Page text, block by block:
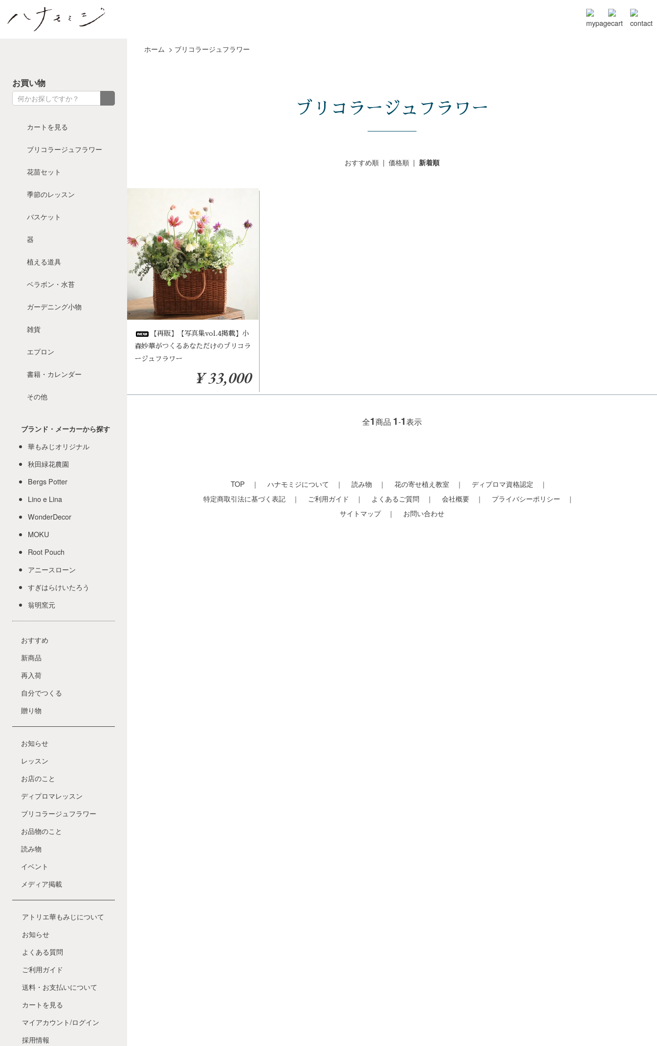
花とカゴと暮らしの道具 ハナモミジ
ホーム > ブリコラージュフラワー
ブリコラージュフラワー
おすすめ順 | 価格順 | 新着順
【再販】【写真集vol.4掲載】小
森妙華がつくるあなただけのブリコラ
ージュフラワー
¥ 33,000
全1商品 1-1表示
TOP ハナモミジについて 読み物 花の寄せ植え教室
ディプロマ資格認定
特定商取引法に基づく表記
ご利用ガイド よくあるご質問 会社概要
プライバシーポリシー
サイトマップ
お問い合わせ
お買い物
カートを見る
ブリコラージュフラワー
花苗セット
季節のレッスン
バスケット
器
植える道具
ベラボン・水苔
ガーデニング小物
雑貨
エプロン
書籍・カレンダー
その他
ブランド・メーカーから探す
華もみじオリジナル
秋田緑花農園
Bergs Potter
Lino e Lina
WonderDecor
MOKU
Root Pouch
アニースローン
すぎはらけいたろう
翁明窯元
おすすめ
新商品
再入荷
自分でつくる
贈り物
お知らせ
レッスン
お店のこと
ディプロマレッスン
ブリコラージュフラワー
お品物のこと
読み物
イベント
メディア掲載
アトリエ華もみじについて
お知らせ
よくある質問
ご利用ガイド
送料・お支払いについて
カートを見る
マイアカウント/ログイン
採用情報